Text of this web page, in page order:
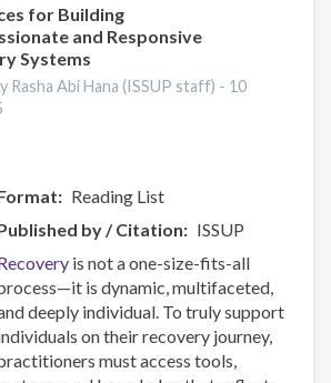
for Building
and Responsive
Systems
Rasha Abi Hana (ISSUP staff) - 10
Reading List
by / Citation
ISSUP
is not a one-size-fits-all
is dynamic, multifaceted,
deeply individual. To truly support
on their recovery journey,
must access tools,